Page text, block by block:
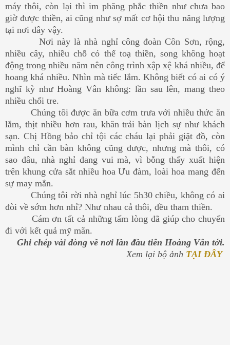
máy thôi, còn lại thì im phăng phắc thiền như chưa bao
giờ được thiền, ai cũng như sợ mất cơ hội thu năng lượng
tại nơi đây vậy.
Nơi này là nhà nghỉ công đoàn Côn Sơn, rộng,
nhiều cây, nhiều chỗ có thể toạ thiền, song không hoạt
động trong nhiều năm nên công trình xập xệ khá nhiều, để
hoang khá nhiều. Nhìn mà tiếc lắm. Không biết có ai có ý
nghĩ kỳ như Hoàng Vân không: lần sau lên, mang theo
nhiều chổi tre.
Chúng tôi được ăn bữa cơm trưa với nhiều thức ăn
lắm, thịt nhiều hơn rau, khăn trải bàn lịch sự như khách
sạn. Chị Hồng bảo chỉ tội các cháu lại phải giặt đồ, còn
mình chỉ cần bàn không cũng được, nhưng mà thôi, có
sao đâu, nhà nghỉ đang vui mà, vì bỗng thấy xuất hiện
trên khung cửa sắt nhiều hoa Ưu đàm, loài hoa mang đến
sự may mắn.
Chúng tôi rời nhà nghỉ lúc 5h30 chiều, không có ai
đòi về sớm hơn nhỉ? Như nhau cả thôi, đều tham thiền.
Cám ơn tất cả những tấm lòng đã giúp cho chuyến
đi với kết quả mỹ mãn.
Ghi chép vài dòng về nơi lần đầu tiên Hoàng Vân tới.
Xem lại bộ ảnh TẠI ĐÂY